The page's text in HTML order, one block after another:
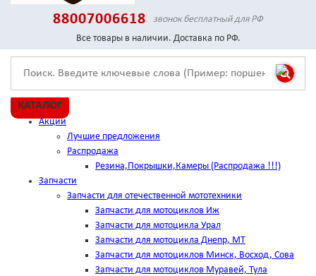
88007006618
звонок бесплатный для РФ
Все товары в наличии. Доставка по РФ.
КАТАЛОГ
Акции
Лучшие предложения
Распродажа
Резина,Покрышки,Камеры (Распродажа !!!)
Запчасти
Запчасти для отечественной мототехники
Запчасти для мотоциклов Иж
Запчасти для мотоцикла Урал
Запчасти для мотоцикла Днепр, МТ
Запчасти для мотоциклов Минск, Восход, Сова
Запчасти для мотоциклов Муравей, Тула